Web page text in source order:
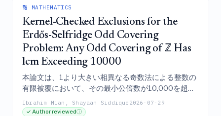
柱への荷重をほぼ59%減少させることでこれらのリ
スクを効果的に軽減することに成功した。
🔢 MATHEMATICS
Kernel-Checked Exclusions for the
Erdős-Selfridge Odd Covering
Problem: Any Odd Covering of ℤ Has
lcm Exceeding 10000
本論文は、1より大きい相異なる奇数法による整数の
有限被覆において、その最小公倍数が10,000を超え
ることを証明する、カーネル検証済みのLean 4によ
る形式化を提示しており、これにより、未検証の計
Ibrahim Mian, Shayaan Siddique 2026-07-29
✓ Author reviewedⓘ